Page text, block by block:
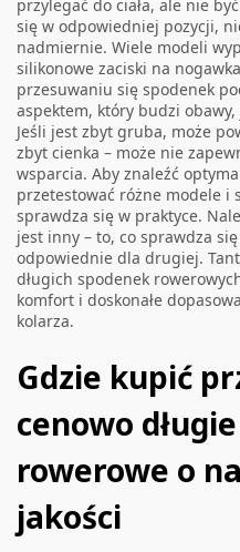
przylegać do ciała, ale nie
się w odpowiedniej pozycji,
nadmiernie. Wiele modeli
silikonowe zaciski na
przesuwaniu się spodenek
aspektem, który budzi
Jeśli jest zbyt gruba, może
zbyt cienka – może nie
wsparcia. Aby znaleźć
przetestować różne modele i
sprawdza się w praktyce.
jest inny – to, co sprawdza
odpowiednie dla drugiej.
długich spodenek
komfort i doskonałe
kolarza.
Gdzie kupić
cenowo
rowerowe o
jakości